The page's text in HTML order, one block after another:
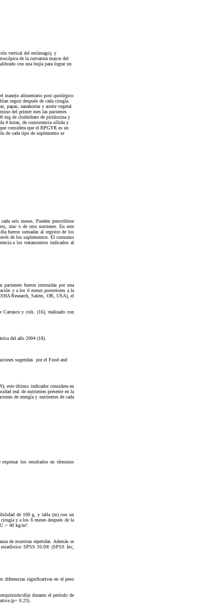
vertical del estómago), y
de la curvatura mayor del
con una bujía para lograr un
manejo alimentario post quirúrgico
seguir después de cada cirugía.
papas, zanahorias y aceite vegetal
del primer mes las pacientes
mg de clorhidrato de piridoxina y
4 horas, de consistencia sólida y
considera que el BPGYR es un
de cada tipo de suplemento se
seis meses. Pueden prescribirse
zinc o de otro nutriente. En este
fueron sumadas al registro de los
de los suplementos. El consumo
a los tratamientos indicados al
pacientes fueron instruidas por una
y a los 6 meses posteriores a la
Research, Salem, OR, USA), el
Carrasco y cols. (16), realizado con
del año 2004 (18).
sugeridas por el Food and
este último indicador considera en
real de nutrientes presente en la
de energía y nutrientes de cada
los resultados en términos
de 100 g, y talla (m) con un
y a los 6 meses después de la
> 40 kg/m².
de muestras repetidas. Además se
SPSS 10.0® (SPSS Inc,
diferencias significativas en el peso
día) durante el período de
(p= 0.23).